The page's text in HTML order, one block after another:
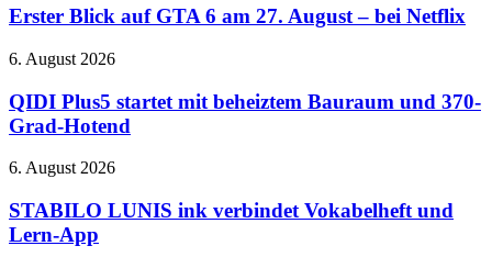
der
QuakeCon
verbessertes
auf
6
27.
August
–
Netflix
Erster Blick auf GTA 6 am 27. August – bei Netflix
QIDI
startet
mit
beheiztem
und
Grad-
Hotend
6. August 2026
QIDI Plus5 startet mit beheiztem Bauraum und 370-
Grad-Hotend
STABILO
ink
verbindet
Vokabelheft
6. August 2026
STABILO LUNIS ink verbindet Vokabelheft und
Lern-App